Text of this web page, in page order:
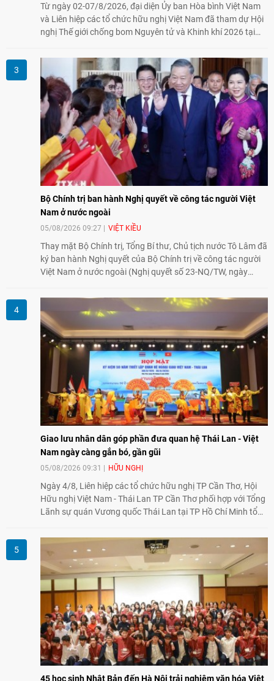
Từ ngày 02-07/8/2026, đại diện Ủy ban Hòa bình Việt Nam
và Liên hiệp các tổ chức hữu nghị Việt Nam đã tham dự Hội
nghị Thế giới chống bom Nguyên tử và Khinh khí 2026 tại
đồng hành cùng với phong trào hoà bình của nhân dân
Nhật Bản và thế giới ủng hộ giải trừ vũ khí hạt nhân của Việt
Nam.
Bộ Chính trị ban hành Nghị quyết về công tác người Việt
Nam ở nước ngoài
05/08/2026 09:27 VIỆT KIỀU
Thay mặt Bộ Chính trị, Tổng Bí thư, Chủ tịch nước Tô Lâm đã
ký ban hành Nghị quyết của Bộ Chính trị về công tác người
Việt Nam ở nước ngoài (Nghị quyết số 23-NQ/TW, ngày
Giao lưu nhân dân góp phần đưa quan hệ Thái Lan - Việt
Nam ngày càng gắn bó, gần gũi
05/08/2026 09:31 HỮU NGHỊ
Ngày 4/8, Liên hiệp các tổ chức hữu nghị TP Cần Thơ, Hội
Hữu nghị Việt Nam - Thái Lan TP Cần Thơ phối hợp với Tổng
Lãnh sự quán Vương quốc Thái Lan tại TP Hồ Chí Minh tổ
Việt Nam - Thái Lan (1976-2026). Tại đây, nhấn mạnh vai trò
của giao lưu nhân dân, Tổng Lãnh sự Thái Lan cho biết các
hoạt động trao đổi về văn hóa, giáo dục, du lịch, ẩm thực,
nghệ thuật và giao lưu thanh niên đã góp phần đưa quan hệ
Thái Lan - Việt Nam ngày càng gắn bó, gần gũi.
45 học sinh Nhật Bản đến Hà Nội trải nghiệm văn hóa Việt